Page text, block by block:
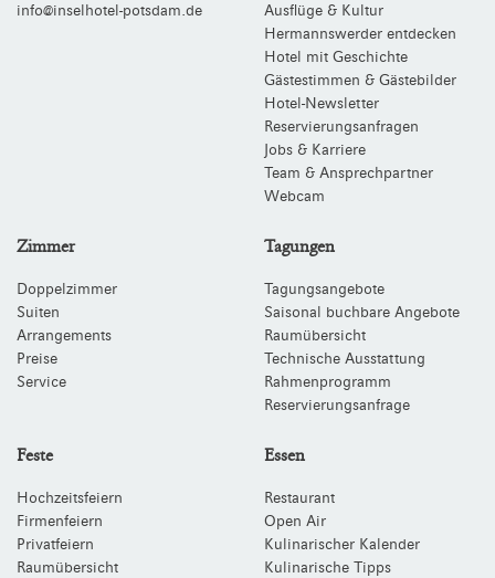
info@inselhotel-potsdam.de
Ausflüge & Kultur
Hermannswerder entdecken
Hotel mit Geschichte
Gästestimmen & Gästebilder
Hotel-Newsletter
Reservierungsanfragen
Jobs & Karriere
Team & Ansprechpartner
Webcam
Zimmer
Doppelzimmer
Suiten
Arrangements
Preise
Service
Tagungen
Tagungsangebote
Saisonal buchbare Angebote
Raumübersicht
Technische Ausstattung
Rahmenprogramm
Reservierungsanfrage
Feste
Hochzeitsfeiern
Firmenfeiern
Privatfeiern
Raumübersicht
Essen
Restaurant
Open Air
Kulinarischer Kalender
Kulinarische Tipps